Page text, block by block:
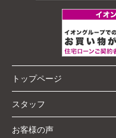
トップページ
スタッフ
お客様の声